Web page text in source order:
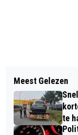
CURIO ISK
AANLOOP
Meest Gelezen
te